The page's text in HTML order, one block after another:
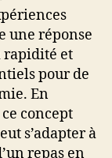
une réponse
rapidité et
pour de
En
concept
s’adapter à
repas en